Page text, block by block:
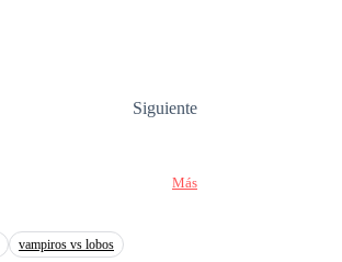
Siguiente
Más
vampiros vs lobos